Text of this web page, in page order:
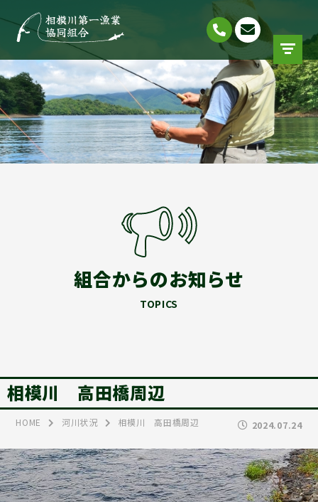
組合からのお知らせ
TOPICS
相模川 高田橋周辺
HOME 河川状況 相模川 高田橋周辺 2024.07.24